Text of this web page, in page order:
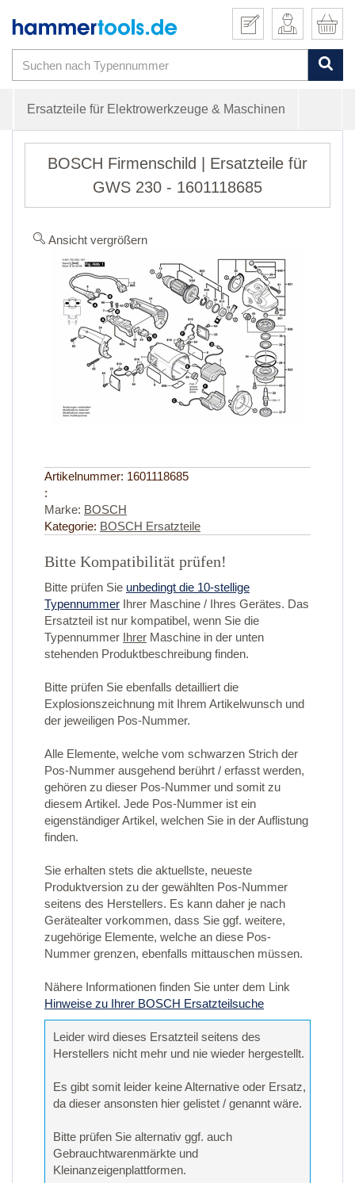
Ersatzteile für Elektrowerkzeuge & Maschinen
BOSCH Firmenschild | Ersatzteile für
GWS 230 - 1601118685
Ansicht vergrößern
Artikelnummer: 1601118685
:
Marke: BOSCH
Kategorie: BOSCH Ersatzteile
Bitte Kompatibilität prüfen!
Bitte prüfen Sie unbedingt die 10-stellige
Typennummer Ihrer Maschine / Ihres Gerätes. Das
Ersatzteil ist nur kompatibel, wenn Sie die
Typennummer Ihrer Maschine in der unten
stehenden Produktbeschreibung finden.
Bitte prüfen Sie ebenfalls detailliert die
Explosionszeichnung mit Ihrem Artikelwunsch und
der jeweiligen Pos-Nummer.
Alle Elemente, welche vom schwarzen Strich der
Pos-Nummer ausgehend berührt / erfasst werden,
gehören zu dieser Pos-Nummer und somit zu
diesem Artikel. Jede Pos-Nummer ist ein
eigenständiger Artikel, welchen Sie in der Auflistung
finden.
Sie erhalten stets die aktuellste, neueste
Produktversion zu der gewählten Pos-Nummer
seitens des Herstellers. Es kann daher je nach
Gerätealter vorkommen, dass Sie ggf. weitere,
zugehörige Elemente, welche an diese Pos-
Nummer grenzen, ebenfalls mittauschen müssen.
Nähere Informationen finden Sie unter dem Link
Hinweise zu Ihrer BOSCH Ersatzteilsuche
Leider wird dieses Ersatzteil seitens des
Herstellers nicht mehr und nie wieder hergestellt.
Es gibt somit leider keine Alternative oder Ersatz,
da dieser ansonsten hier gelistet / genannt wäre.
Bitte prüfen Sie alternativ ggf. auch
Gebrauchtwarenmärkte und
Kleinanzeigenplattformen.